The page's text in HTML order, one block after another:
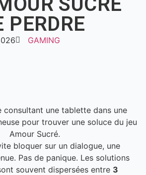
PERDRE
GAMING
bloquer sur un dialogue, une
Pas de panique. Les solutions
souvent dispersées entre 3